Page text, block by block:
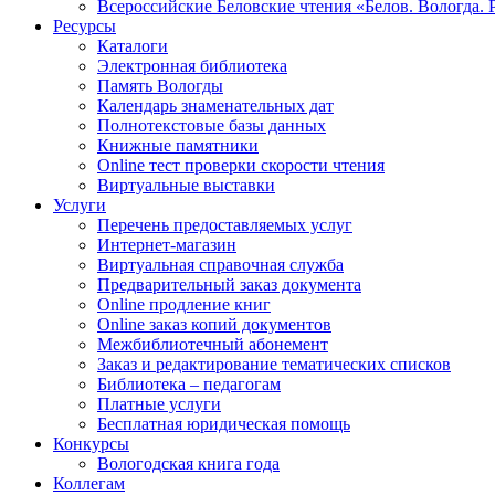
Всероссийские Беловские чтения «Белов. Вологда.
Ресурсы
Каталоги
Электронная библиотека
Память Вологды
Календарь знаменательных дат
Полнотекстовые базы данных
Книжные памятники
Online тест проверки скорости чтения
Виртуальные выставки
Услуги
Перечень предоставляемых услуг
Интернет-магазин
Виртуальная справочная служба
Предварительный заказ документа
Online продление книг
Online заказ копий документов
Межбиблиотечный абонемент
Заказ и редактирование тематических списков
Библиотека – педагогам
Платные услуги
Бесплатная юридическая помощь
Конкурсы
Вологодская книга года
Коллегам